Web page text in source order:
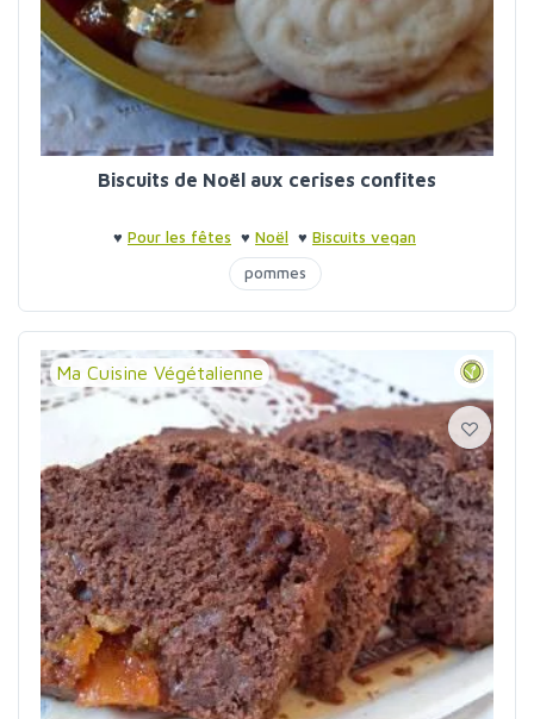
Biscuits de Noël aux cerises confites
♥ Pour les fêtes ♥ Noël ♥ Biscuits vegan
pommes
Ma Cuisine Végétalienne